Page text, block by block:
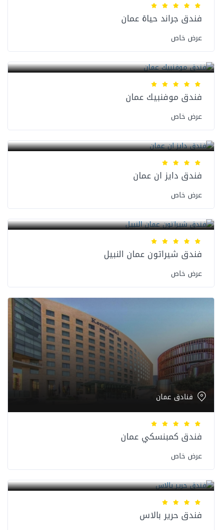
فندق جراند حياة عمان
عرض خاص
فندق موفنبيك عمان
عرض خاص
فندق دايز ان عمان
عرض خاص
فندق شيراتون عمان النبيل
عرض خاص
فنادق عمان
فندق كمبنسكي عمان
عرض خاص
فندق حرير بالاس